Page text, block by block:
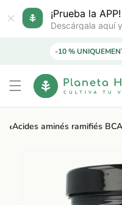
¡Prueba la APP!
Descárgala aquí
directamente
al contenido
-10 %
‹Acides aminés ramifiés